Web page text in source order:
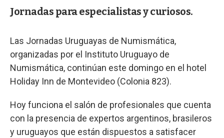
Jornadas para especialistas y curiosos.
Las Jornadas Uruguayas de Numismática,
organizadas por el Instituto Uruguayo de
Numismática, continúan este domingo en el hotel
Holiday Inn de Montevideo (Colonia 823).
Hoy funciona el salón de profesionales que cuenta
con la presencia de expertos argentinos, brasileros
y uruguayos que están dispuestos a satisfacer